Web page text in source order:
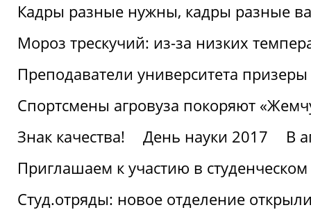
Кадры разные нужны, кадры разные
Мороз трескучий: из-за низких
Преподаватели университета
Спортсмены агровуза покоряют
Знак качества!
День науки 2017
В
Приглашаем к участию в
Студ.отряды: новое отделение